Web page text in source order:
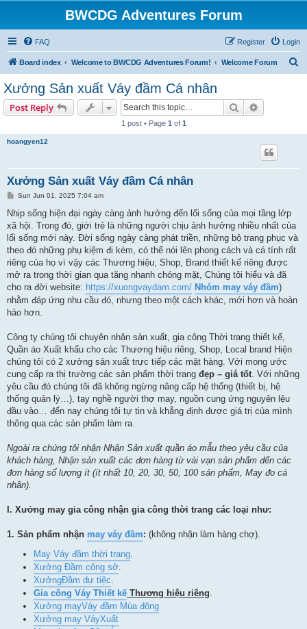
BWCDG Adventures Forum
FAQ Login
Register
Board index Welcome to BWCDG Adventures Forum! Welcome Forum
Xưởng Sản xuất Váy đầm Cá nhân
Post Reply Search
1 post • Page 1 of 1
hoangyen12
Xưởng Sản xuất Váy đầm Cá nhân
P
s
Sun Jun 01, 2025 7:04 am
Nhịp sống hiện đại ngày càng ảnh hưởng đến lối sống của mọi tầng lớp
xã hội. Trong đó, giới trẻ là những người chịu ảnh hưởng nhiều nhất của
lối sống mới này. Đời sống ngày càng phát triền, những bộ trang phục và
theo đó những phụ kiệm đi kèm, có thể nói lên phong cách và cá tính rất
riêng của họ vì vậy các Thương hiệu, Shop, Brand thiết kế riêng được
mở ra trong thời gian qua tăng nhanh chóng mặt, Chúng tôi hiểu và đã
cho ra đời website: https://xuongvaydam.com/ Nhóm may váy đầm)
nhằm đáp ứng nhu cầu đó, nhưng theo một cách khác, mới hơn và hoàn
hảo hơn.
Công ty chúng tôi chuyên nhận sản xuất, gia công Thời trang thiết kế,
Quần áo Xuất khẩu cho các Thương hiệu riêng, Shop, Local brand Hiện
chúng tôi có 2 xưởng sản xuất trực tiếp các mặt hàng. Với mong ước
cung cấp ra thị trường các sản phẩm thời trang đẹp – giá tốt. Với những
yêu cầu đó chúng tôi đã không ngừng nâng cấp hệ thống (thiết bị, hệ
thống quản lý…), tay nghề người thợ may, nguồn cung ứng nguyên lệu
đầu vào… đến nay chúng tôi tự tin và khẳng định được giá trị của mình
thông qua các sản phẩm làm ra.
Ngoài ra chúng tôi nhận Nhận Sản xuất quần áo mẫu theo yêu cầu của
khách hàng, Nhận sản xuất các đơn hàng từ vài vạn sản phẩm đến các
đơn hàng số lượng ít (ít nhất 10, 20, 30, 50, 100 sản phẩm, May đo cá
nhân).
I. Xưởng may gia công nhận gia công thời trang các loại như:
1. Sản phẩm nhận may váy đầm: (không nhận làm hàng chợ).
May Váy đầm thời trang.
Xưởng Đầm công sở.
XưởngĐầm dự tiệc.
Gia công Váy Thiết kế Thương hiệu riêng.
Xưởng mayVáy đầm Mùa đông
Xưởng may VáyXuất